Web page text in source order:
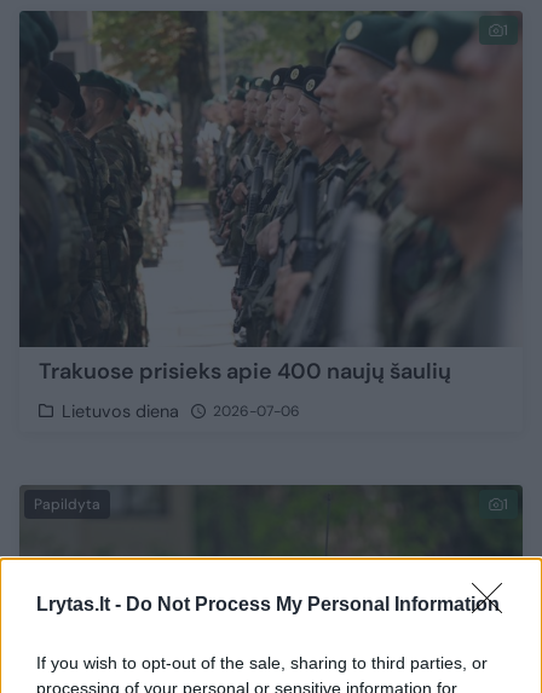
Lrytas.lt - Do Not Process My Personal Information
If you wish to opt-out of the sale, sharing to third parties, or
processing of your personal or sensitive information for
1
Trakuose prisieks apie 400 naujų šaulių
Lietuvos diena 2026-07-06
Papildyta 1